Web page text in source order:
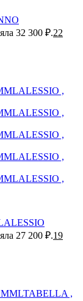
32 300 ₽.22
27 200 ₽.19